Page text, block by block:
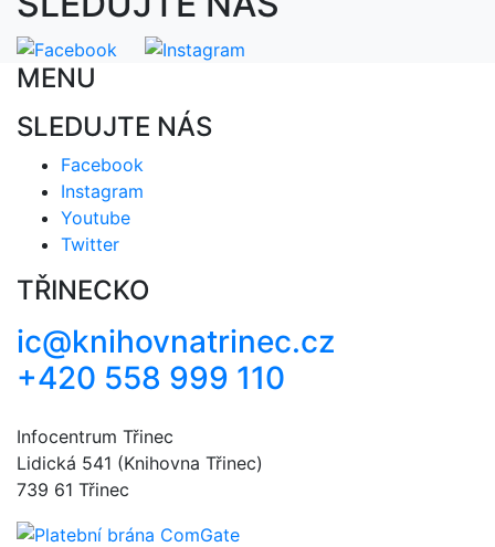
MENU
SLEDUJTE NÁS
Facebook
Instagram
Youtube
Twitter
TŘINECKO
ic@knihovnatrinec.cz
+420 558 999 110
Infocentrum Třinec
Lidická 541 (Knihovna Třinec)
739 61 Třinec